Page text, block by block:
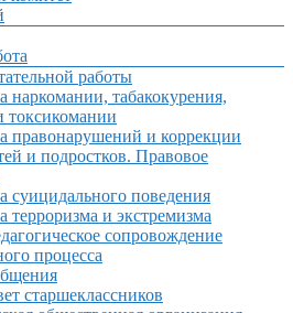
работы
наркомании, табакокурения,
токсикомании
правонарушений и коррекции
и подростков. Правовое
суицидального поведения
терроризма и экстремизма
сопровождение
процесса
старшеклассников